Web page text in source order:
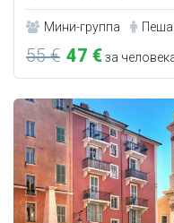
Мини-группа
55 € 47 €за